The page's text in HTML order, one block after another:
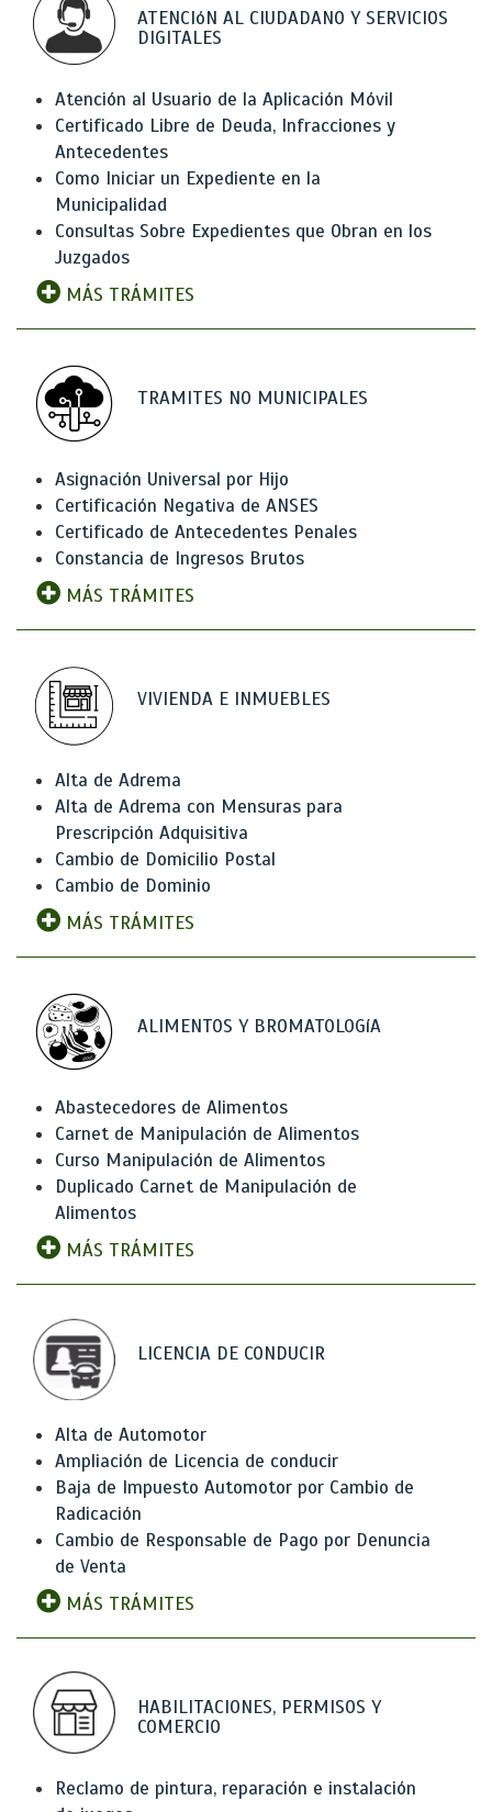
ATENCIóN AL CIUDADANO Y SERVICIOS
DIGITALES
Atención al Usuario de la Aplicación Móvil
Certificado Libre de Deuda, Infracciones y
Antecedentes
Como Iniciar un Expediente en la
Municipalidad
Consultas Sobre Expedientes que Obran en los
Juzgados
MÁS TRÁMITES
TRAMITES NO MUNICIPALES
Asignación Universal por Hijo
Certificación Negativa de ANSES
Certificado de Antecedentes Penales
Constancia de Ingresos Brutos
MÁS TRÁMITES
VIVIENDA E INMUEBLES
Alta de Adrema
Alta de Adrema con Mensuras para
Prescripción Adquisitiva
Cambio de Domicilio Postal
Cambio de Dominio
MÁS TRÁMITES
ALIMENTOS Y BROMATOLOGíA
Abastecedores de Alimentos
Carnet de Manipulación de Alimentos
Curso Manipulación de Alimentos
Duplicado Carnet de Manipulación de
Alimentos
MÁS TRÁMITES
LICENCIA DE CONDUCIR
Alta de Automotor
Ampliación de Licencia de conducir
Baja de Impuesto Automotor por Cambio de
Radicación
Cambio de Responsable de Pago por Denuncia
de Venta
MÁS TRÁMITES
HABILITACIONES, PERMISOS Y
COMERCIO
Reclamo de pintura, reparación e instalación